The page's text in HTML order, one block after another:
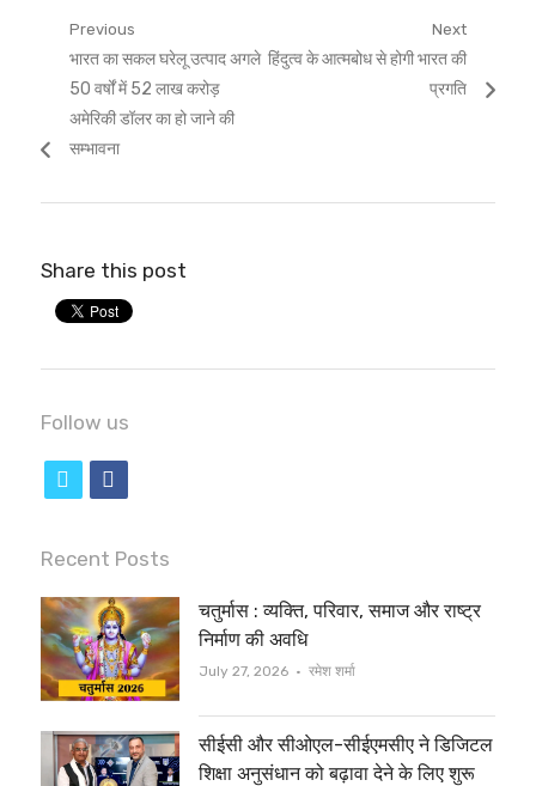
Post
navigation
Previous
Previous
post:
भारत का सकल घरेलू उत्पाद अगले
50 वर्षों में 52 लाख करोड़
अमेरिकी डॉलर का हो जाने की
सम्भावना
Next
Next
हिंदुत्व के आत्मबोध से होगी भारत की
प्रगति
Share this post
Follow us
i
t
t
e
r
c
e
b
o
o
k
Recent Posts
चतुर्मास : व्यक्ति, परिवार, समाज और राष्ट्र
निर्माण की अवधि
July 27, 2026 Author
रमेश शर्मा
सीईसी और सीओएल-सीईएमसीए ने डिजिटल
शिक्षा अनुसंधान को बढ़ावा देने के लिए शुरू